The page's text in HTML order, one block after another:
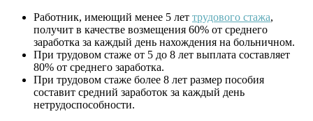
Работник, имеющий менее 5 лет трудового стажа,
получит в качестве возмещения 60% от среднего
заработка за каждый день нахождения на больничном.
При трудовом стаже от 5 до 8 лет выплата составляет
80% от среднего заработка.
При трудовом стаже более 8 лет размер пособия
составит средний заработок за каждый день
нетрудоспособности.